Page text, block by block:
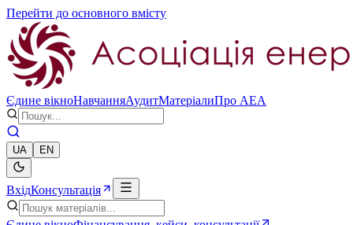
Перейти до основного вмісту
Єдине вікноНавчанняАудитМатеріалиПро AEA
UA EN
ВхідКонсультація